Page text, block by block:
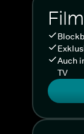
Auch
TV